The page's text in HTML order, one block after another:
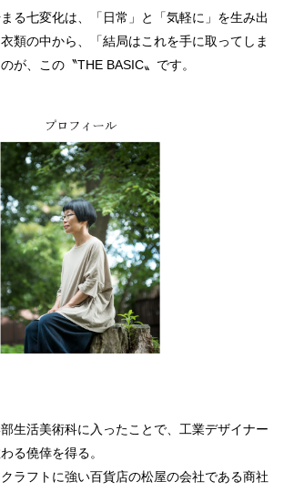
まる七変化は、「日常」と「気軽に」を生み出
類の中から、「結局はこれを手に取ってしま
が、この〝THE BASIC〟です。
生活美術科に入ったことで、工業デザイナー
る僥倖を得る。
ラフトに強い百貨店の松屋の会社である商社